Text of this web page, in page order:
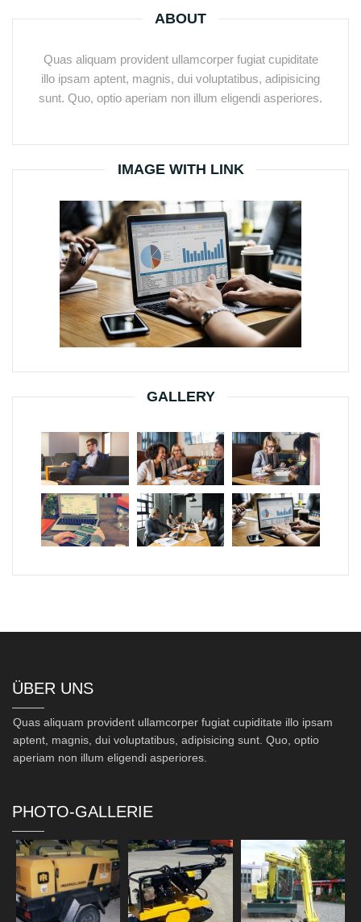
ABOUT
Quas aliquam provident ullamcorper fugiat cupiditate
illo ipsam aptent, magnis, dui voluptatibus, adipisicing
sunt. Quo, optio aperiam non illum eligendi asperiores.
IMAGE WITH LINK
GALLERY
ÜBER UNS
Quas aliquam provident ullamcorper fugiat cupiditate illo ipsam
aptent, magnis, dui voluptatibus, adipisicing sunt. Quo, optio
aperiam non illum eligendi asperiores.
PHOTO-GALLERIE